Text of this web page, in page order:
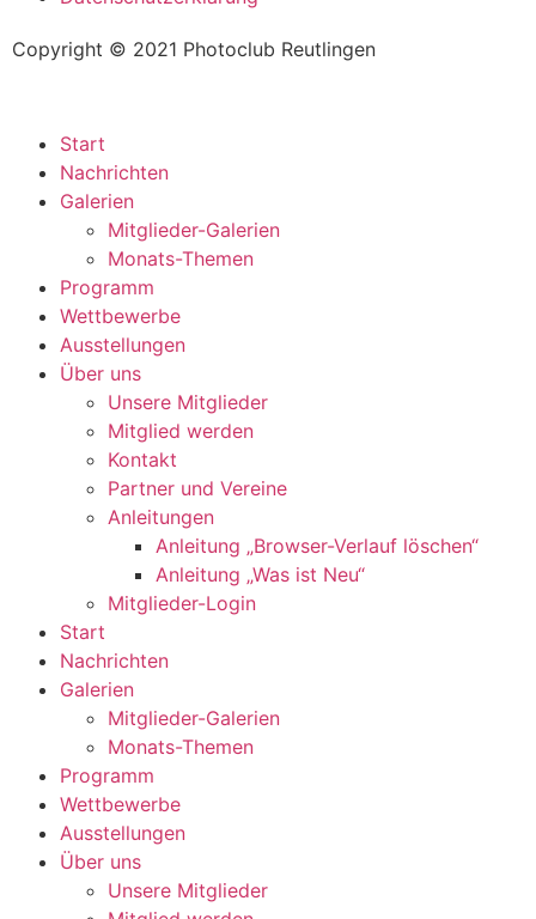
Copyright © 2021 Photoclub Reutlingen
Start
Nachrichten
Galerien
Mitglieder-Galerien
Monats-Themen
Programm
Wettbewerbe
Ausstellungen
Über uns
Unsere Mitglieder
Mitglied werden
Kontakt
Partner und Vereine
Anleitungen
Anleitung „Browser-Verlauf löschen“
Anleitung „Was ist Neu“
Mitglieder-Login
Start
Nachrichten
Galerien
Mitglieder-Galerien
Monats-Themen
Programm
Wettbewerbe
Ausstellungen
Über uns
Unsere Mitglieder